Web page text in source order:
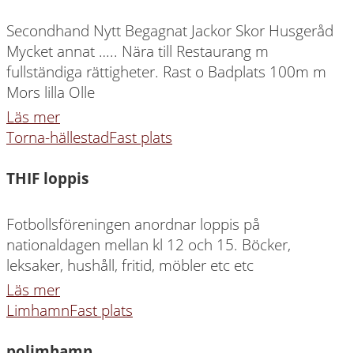
Secondhand Nytt Begagnat Jackor Skor Husgeråd
Mycket annat ….. Nära till Restaurang m
fullständiga rättigheter. Rast o Badplats 100m m
Mors lilla Olle
Läs mer
Torna-hällestadFast plats
THIF loppis
Fotbollsföreningen anordnar loppis på
nationaldagen mellan kl 12 och 15. Böcker,
leksaker, hushåll, fritid, möbler etc etc
Läs mer
LimhamnFast plats